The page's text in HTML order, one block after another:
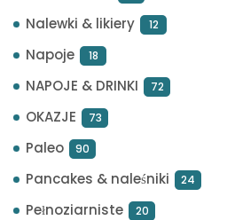
Nalewki & likiery 12
Napoje 18
NAPOJE & DRINKI 72
OKAZJE 73
Paleo 90
Pancakes & naleśniki 24
Pełnoziarniste 20